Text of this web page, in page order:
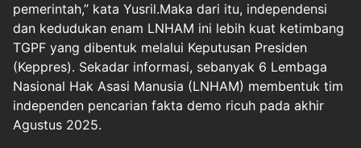
pemerintah,” kata Yusril.Maka dari itu, independensi
dan kedudukan enam LNHAM ini lebih kuat ketimbang
TGPF yang dibentuk melalui Keputusan Presiden
(Keppres). Sekadar informasi, sebanyak 6 Lembaga
Nasional Hak Asasi Manusia (LNHAM) membentuk tim
independen pencarian fakta demo ricuh pada akhir
Agustus 2025.